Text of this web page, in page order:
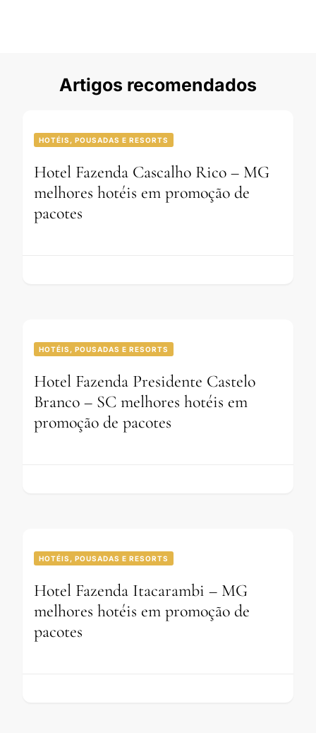
Artigos recomendados
HOTÉIS, POUSADAS E RESORTS
Hotel Fazenda Cascalho Rico – MG
melhores hotéis em promoção de
pacotes
HOTÉIS, POUSADAS E RESORTS
Hotel Fazenda Presidente Castelo
Branco – SC melhores hotéis em
promoção de pacotes
HOTÉIS, POUSADAS E RESORTS
Hotel Fazenda Itacarambi – MG
melhores hotéis em promoção de
pacotes